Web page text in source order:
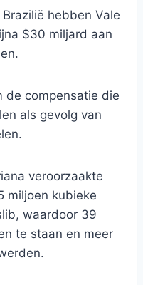
hebben Vale
$30 miljard aan
de compensatie die
als gevolg van
veroorzaakte
miljoen kubieke
waardoor 39
te staan ​​en meer